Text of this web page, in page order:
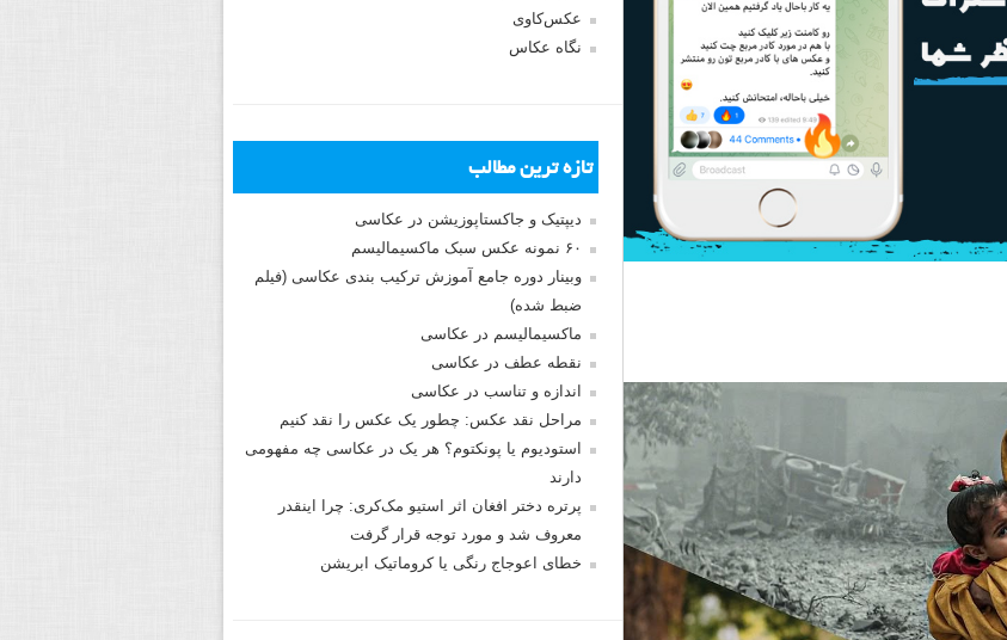
عکس‌کاوی
نگاه عکاس
تازه ترین مطالب
دیپتیک و جاکستا‌پوزیشن در عکاسی
۶۰ نمونه عکس سبک ماکسیمالیسم
وبینار دوره جامع آموزش ترکیب بندی عکاسی (فیلم
ضبط شده)
ماکسیمالیسم در عکاسی
نقطه عطف در عکاسی
اندازه و تناسب در عکاسی
مراحل نقد عکس: چطور یک عکس را نقد کنیم
استودیوم یا پونکتوم؟ هر یک در عکاسی چه مفهومی
دارند
پرتره دختر افغان اثر استیو مک‌کری: چرا اینقدر
معروف شد و مورد توجه قرار گرفت
خطای اعوجاج رنگی یا کروماتیک ابریشن